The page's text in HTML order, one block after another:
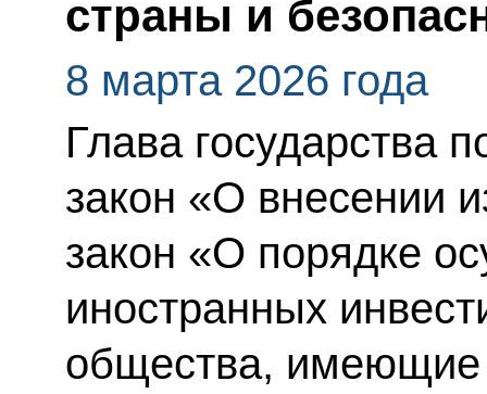
страны и
8 марта 2026 года
Глава государства
закон «О внесении
закон «О порядке
иностранных
общества, имеющие